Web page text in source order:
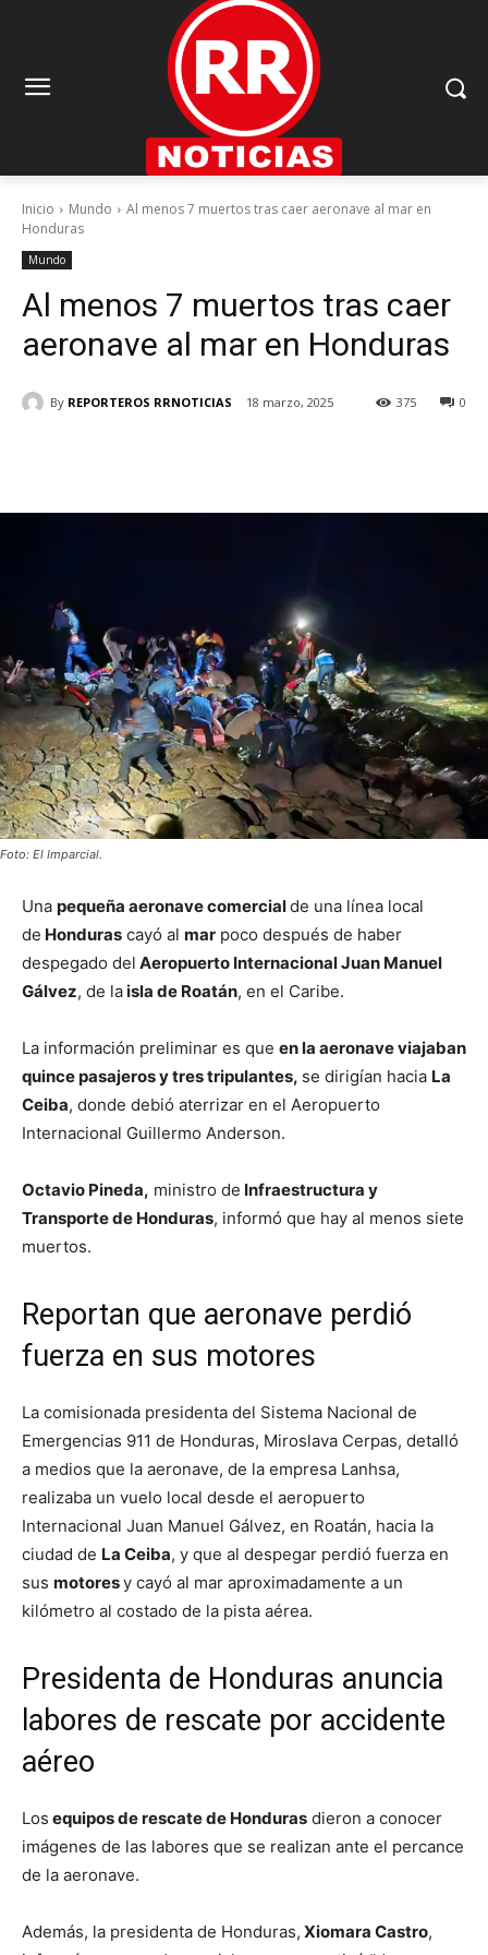
Inicio Mundo
Al menos 7 muertos tras caer aeronave al mar en
Honduras
Mundo
Al menos 7 muertos tras caer
aeronave al mar en Honduras
By REPORTEROS RRNOTICIAS 18 marzo, 2025 0
375
Foto: El Imparcial.
Una pequeña aeronave comercialde una línea local
de Honduras cayó al mar poco después de haber
despegado del Aeropuerto Internacional Juan Manuel
Gálvez, de laisla de Roatán, en el Caribe.
La información preliminar es que en la aeronave viajaban
quince pasajeros y tres tripulantes, se dirigían hacia La
Ceiba, donde debió aterrizar en el Aeropuerto
Internacional Guillermo Anderson.
Octavio Pineda, ministro de Infraestructura y
Transporte de Honduras, informó que hay al menos siete
muertos.
Reportan que aeronave perdió
fuerza en sus motores
La comisionada presidenta del Sistema Nacional de
Emergencias 911 de Honduras, Miroslava Cerpas, detalló
a medios que la aeronave, de la empresa Lanhsa,
realizaba un vuelo local desde el aeropuerto
Internacional Juan Manuel Gálvez, en Roatán, hacia la
ciudad de La Ceiba, y que al despegar perdió fuerza en
sus motoresy cayó al mar aproximadamente a un
kilómetro al costado de la pista aérea.
Presidenta de Honduras anuncia
labores de rescate por accidente
aéreo
Los equipos de rescate de Honduras dieron a conocer
imágenes de las labores que se realizan ante el percance
de la aeronave.
Además, la presidenta de Honduras, Xiomara Castro,